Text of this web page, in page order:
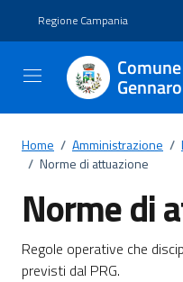
Regione Campania
Home / Amministrazione /
/ Norme di attuazione
Norme di
Dettagli del
Regole operative che
previsti dal PRG.